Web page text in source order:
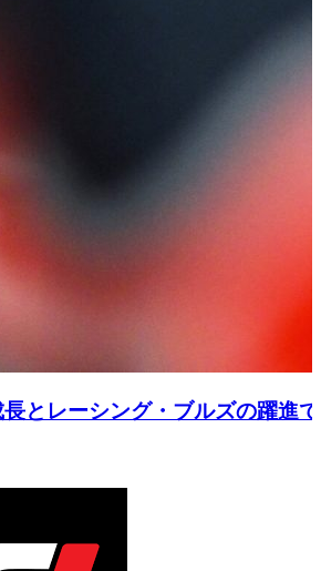
長とレーシング・ブルズの躍進